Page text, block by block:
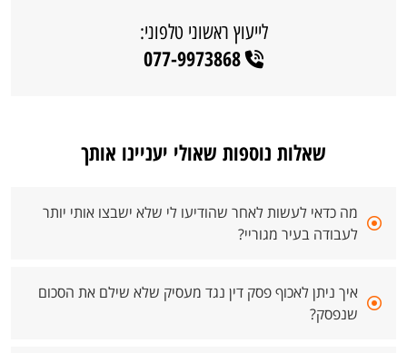
לייעוץ ראשוני טלפוני:
077-9973868
שאלות נוספות שאולי יעניינו אותך
מה כדאי לעשות לאחר שהודיעו לי שלא ישבצו אותי יותר
לעבודה בעיר מגוריי?
איך ניתן לאכוף פסק דין נגד מעסיק שלא שילם את הסכום
שנפסק?